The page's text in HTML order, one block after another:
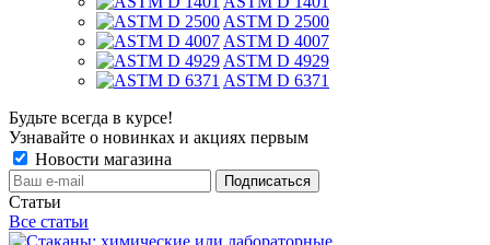
ASTM D 2500
ASTM D 4007
ASTM D 4929
ASTM D 6371
Будьте всегда в курсе!
Узнавайте о новинках и акциях первым
Новости магазина
Статьи
Все статьи